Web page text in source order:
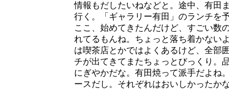
情報もだしたいねなどと。途中、有田
行く。「ギャラリー有田」のランチを
ここ、始めてきたんだけど、すごい数
れてるもんね。ちょっと落ち着かない
は喫茶店とかではよくあるけど、全部
チが出てきてまたちょっとびっくり。
にぎやかだな。有田焼って派手だよね
ースだし。それぞれはおいしかったか